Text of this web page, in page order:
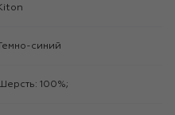
Kiton
Темно-синий
Шерсть: 100%;